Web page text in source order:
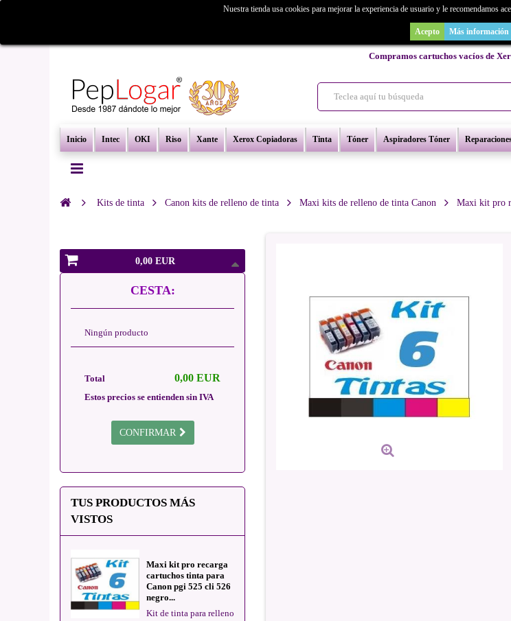
¿Buscas un repuesto de copiadora o buscas una de
Compramos cartuchos vacíos de
Inicio Intec OKI Riso Xante Xerox Copiadoras Tinta Tóner Aspiradores Tóner
Nuestra tienda usa cookies para mejorar la experiencia de usuario y le recomendamos
Acepto Más información
Kits de tinta Canon kits de relleno de tinta Maxi kits de relleno de tinta Canon Maxi kit pro
0,00 EUR
CESTA:
Ningún producto
0,00 EUR
Total
Estos precios se entienden sin IVA
CONFIRMAR
TUS PRODUCTOS MÁS
VISTOS
Maxi kit pro recarga
cartuchos tinta para
Canon pgi 525 cli 526
negro...
Kit de tinta para relleno